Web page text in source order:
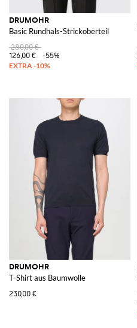
DRUMOHR
Basic Rundhals-Strickoberteil
280,00 €
126,00 €
-55%
DRUMOHR
T-Shirt aus Baumwolle
230,00 €